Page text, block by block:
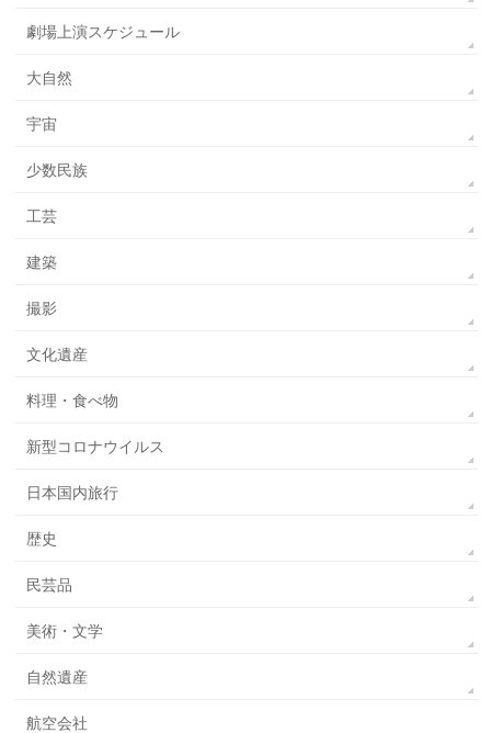
劇場上演スケジュール
大自然
宇宙
少数民族
工芸
建築
撮影
文化遺産
料理・食べ物
新型コロナウイルス
日本国内旅行
歴史
民芸品
美術・文学
自然遺産
航空会社